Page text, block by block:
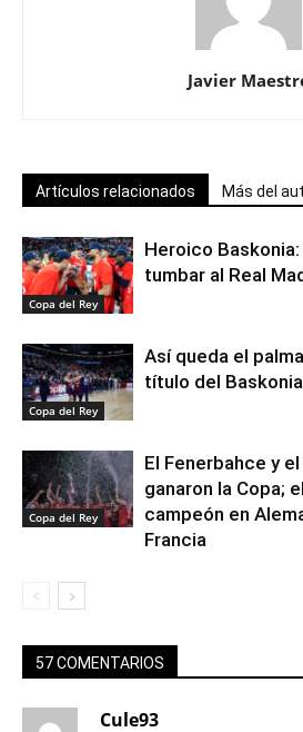
Javier
Artículos relacionados Más del
Copa del Rey
Heroico
tumbar al Real
Copa del Rey
Así queda el
título del Baskonia
Copa del Rey
El Fenerbahce y
ganaron la Copa;
campeón en
Francia
57 COMENTARIOS
Cule93